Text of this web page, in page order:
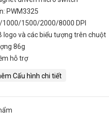
PWM3325
1000/1500/2000/8000 DPI
logo và các biểu tượng trên chuột
86g
hỗ trợ
Cấu hình chi tiết